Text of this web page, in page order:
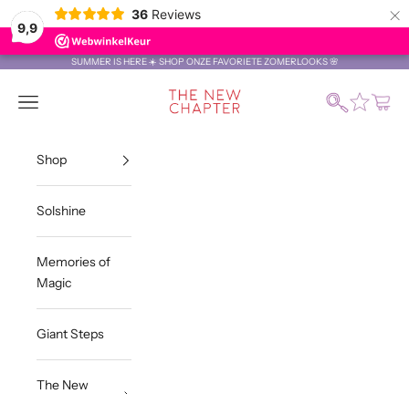
9,9
36 Reviews ×
SUMMER IS HERE ☀️ SHOP ONZE FAVORIETE ZOMERLOOKS 🌸
The New Chapter Store
Menu Zoeken
Shop
Solshine
Memories of
Magic
Giant Steps
The New